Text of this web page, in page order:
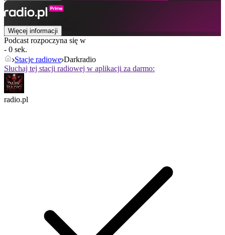
Więcej informacji
Podcast rozpoczyna się w
- 0 sek.
Stacje radiowe Darkradio
Słuchaj tej stacji radiowej w aplikacji za darmo:
radio.pl